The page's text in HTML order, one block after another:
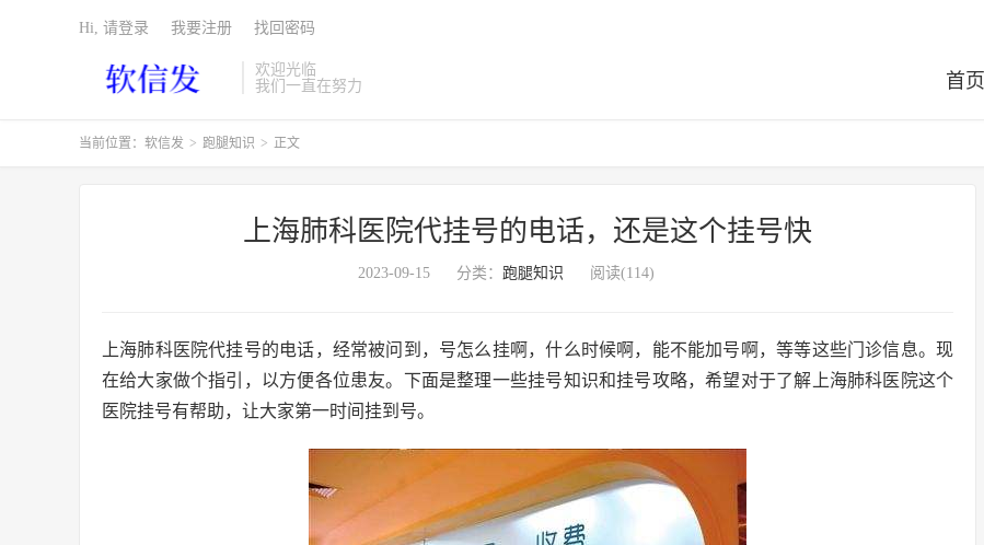
欢迎光临
我们一直在努力
首页
Hi, 请登录 我要注册 找回密码
当前位置： 软信发 > 跑腿知识 > 正文
上海肺科医院代挂号的电话，还是这个挂号快
2023-09-15 分类： 跑腿知识 阅读(114)
上海肺科医院代挂号的电话，经常被问到，号怎么挂啊，什么时候啊，能不能加号啊，等等这些门诊信息。现
在给大家做个指引，以方便各位患友。下面是整理一些挂号知识和挂号攻略，希望对于了解上海肺科医院这个
医院挂号有帮助，让大家第一时间挂到号。